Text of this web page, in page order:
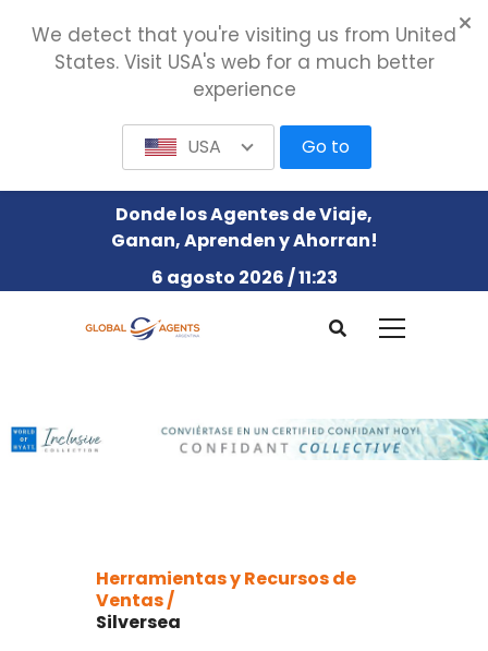
Donde los Agentes de Viaje,
Ganan, Aprenden y Ahorran!
6 agosto 2026 / 11:23
Herramientas y Recursos de
Ventas /
Silversea
We detect that you're visiting us from United
States. Visit USA's web for a much better
experience
USA Go to